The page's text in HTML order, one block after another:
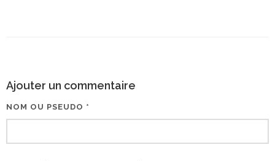
Ajouter un commentaire
NOM OU PSEUDO *